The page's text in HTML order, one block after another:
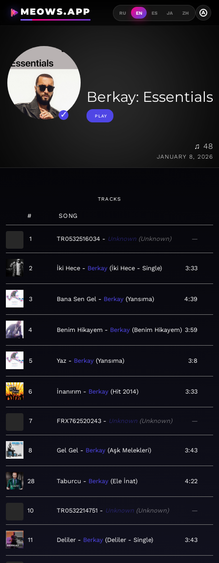
MEOWS.APP RU EN ES JA ZH A
Berkay: Essentials
PLAY
♫ 48
JANUARY 8, 2026
TRACKS
# SONG
1 TR0532516034 Unknown Unknown —
2 İki Hece Berkay İki Hece - Single 3:33
3 Bana Sen Gel Berkay Yansıma 4:39
4 Benim Hikayem Berkay Benim Hikayem 3:59
5 Yaz Berkay Yansıma 3:8
6 İnanırım Berkay Hit 2014 3:33
7 FRX762520243 Unknown Unknown —
8 Gel Gel Berkay Aşk Melekleri 3:43
28 Taburcu Berkay Ele İnat 4:22
10 TR0532214751 Unknown Unknown —
11 Deliler Berkay Deliler - Single 3:43